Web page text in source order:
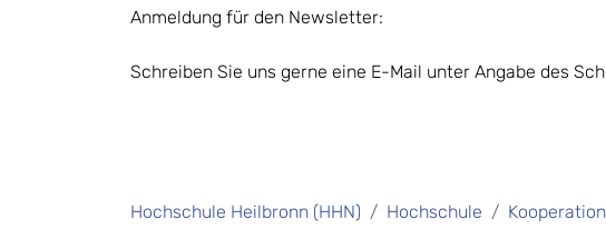
Anmeldung für den Newsletter:
Schreiben Sie uns gerne eine E-Mail unter Angabe des
Hochschule Heilbronn (HHN) Hochschule Kooperation